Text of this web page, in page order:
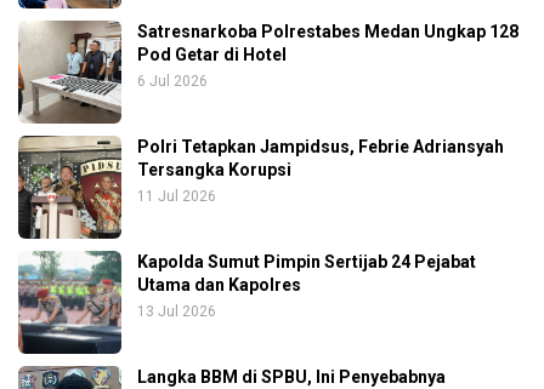
Satresnarkoba Polrestabes Medan Ungkap 128
Pod Getar di Hotel
6 Jul 2026
Polri Tetapkan Jampidsus, Febrie Adriansyah
Tersangka Korupsi
11 Jul 2026
Kapolda Sumut Pimpin Sertijab 24 Pejabat
Utama dan Kapolres
13 Jul 2026
Langka BBM di SPBU, Ini Penyebabnya